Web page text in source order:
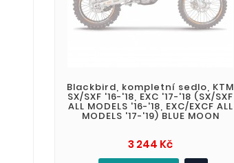
Blackbird, kompletní sedlo, KTM
SX/SXF '16-'18, EXC '17-'18 (SX/SXF
ALL MODELS '16-'18, EXC/EXCF ALL
MODELS '17-'19) BLUE MOON
3 244 KčCena